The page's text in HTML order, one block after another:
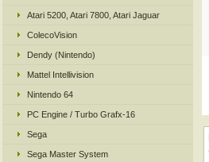
Atari 5200, Atari 7800, Atari Jaguar
ColecoVision
Dendy (Nintendo)
Mattel Intellivision
Nintendo 64
PC Engine / Turbo Grafx-16
Sega
Sega Master System